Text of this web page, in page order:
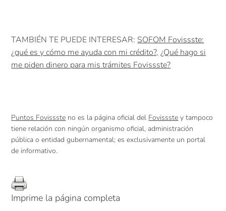
TAMBIÉN TE PUEDE INTERESAR: SOFOM Fovissste:
¿qué es y cómo me ayuda con mi crédito?, ¿Qué hago si
me piden dinero para mis trámites Fovissste?
Puntos Fovissste no es la página oficial del Fovissste y tampoco
tiene relación con ningún organismo oficial, administración
pública o entidad gubernamental; es exclusivamente un portal
de informativo.
Imprime la página completa